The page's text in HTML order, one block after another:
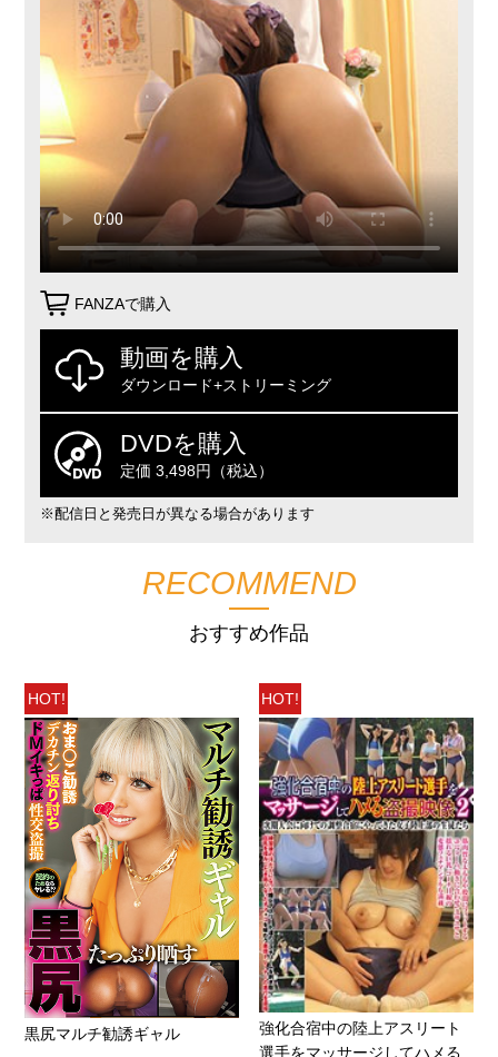
FANZAで購入
動画を購入
ダウンロード+ストリーミング
DVDを購入
定価 3,498円（税込）
※配信日と発売日が異なる場合があります
RECOMMEND
おすすめ作品
HOT!
黒尻マルチ勧誘ギャル
HOT!
強化合宿中の陸上アスリート
選手をマッサージしてハメる